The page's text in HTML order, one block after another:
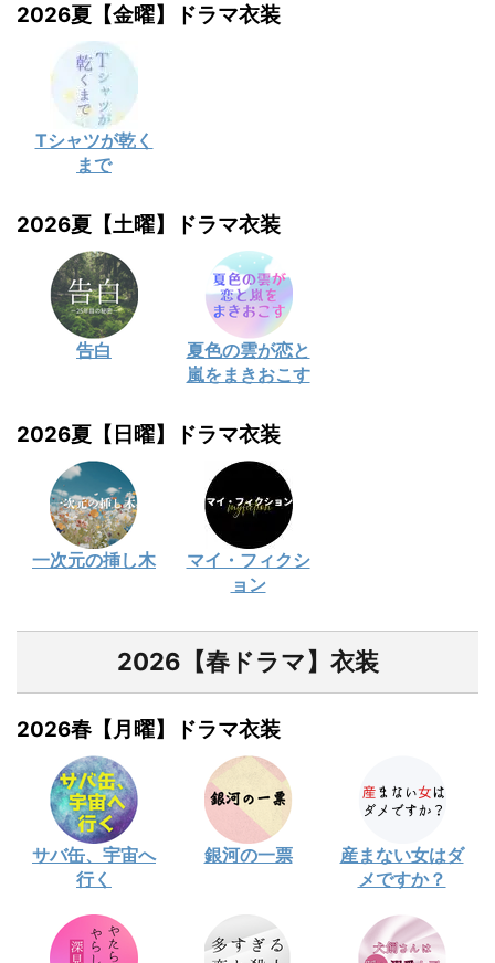
2026夏【金曜】ドラマ衣装
Tシャツが乾く
まで
2026夏【土曜】ドラマ衣装
告白
夏色の雲が恋と
嵐をまきおこす
2026夏【日曜】ドラマ衣装
一次元の挿し木
マイ・フィクシ
ョン
2026【春ドラマ】衣装
2026春【月曜】ドラマ衣装
サバ缶、宇宙へ
行く
銀河の一票
産まない女はダ
メですか？